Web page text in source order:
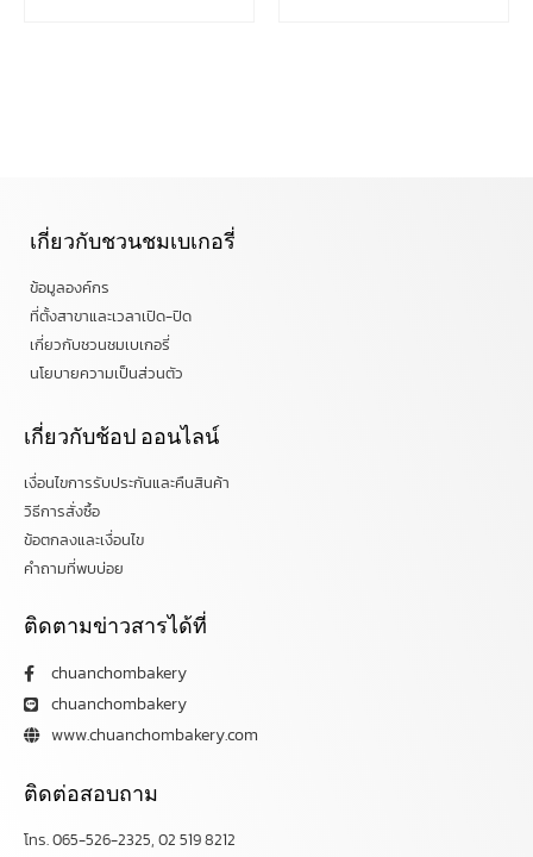
เกี่ยวกับชวนชมเบเกอรี่
ข้อมูลองค์กร
ที่ตั้งสาขาและเวลาเปิด-ปิด
เกี่ยวกับชวนชมเบเกอรี่
นโยบายความเป็นส่วนตัว
เกี่ยวกับช้อป ออนไลน์
เงื่อนไขการรับประกันและคืนสินค้า
วิธีการสั่งซื้อ
ข้อตกลงและเงื่อนไข
คำถามที่พบบ่อย
ติดตามข่าวสารได้ที่
chuanchombakery
chuanchombakery
www.chuanchombakery.com
ติดต่อสอบถาม
โทร. 065-526-2325, 02 519 8212